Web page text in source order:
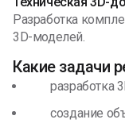
Разработка
3D-моделей.
Какие задачи
разработка
создание